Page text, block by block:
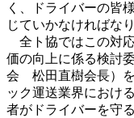
く、ドライバーの皆
じていかなければな
全ト協ではこの対
価の向上に係る検討
会 松田直樹会長）
ック運送業界におけ
者がドライバーを守